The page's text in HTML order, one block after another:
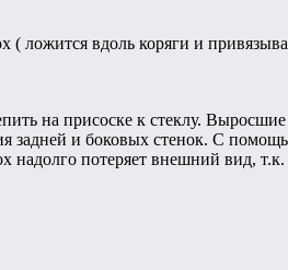
ложится вдоль коряги и
на присоске к стеклу.
задней и боковых стенок. С
потеряет внешний вид,